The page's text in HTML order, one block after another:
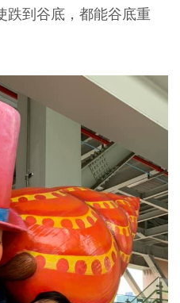
跌到谷底，都能谷底重